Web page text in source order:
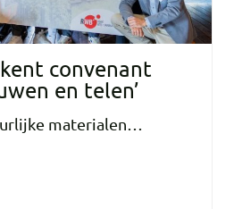
convenant
en telen’
materialen…